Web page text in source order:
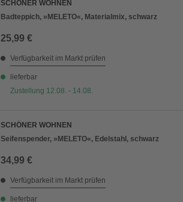
SCHÖNER WOHNEN
Badteppich, »MELETO«, Materialmix, schwarz
25,99 €
Verfügbarkeit im Markt prüfen
lieferbar
Zustellung 12.08. - 14.08.
SCHÖNER WOHNEN
Seifenspender, »MELETO«, Edelstahl, schwarz
34,99 €
Verfügbarkeit im Markt prüfen
lieferbar